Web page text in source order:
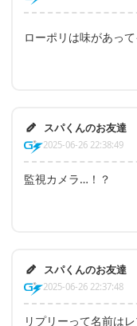
ローポリは味があっ
スパくんのお友達
2025-06-26 22:38:49
監視カメラ…！？
スパくんのお友達
2025-06-26 22:37:48
リプリーって名前は